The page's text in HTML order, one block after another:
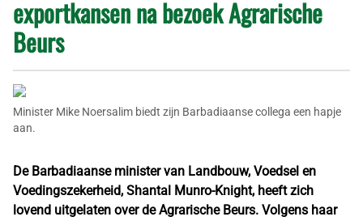
exportkansen na bezoek Agrarische
Beurs
Minister Mike Noersalim biedt zijn Barbadiaanse collega een hapje
aan.
De Barbadiaanse minister van Landbouw, Voedsel en
Voedingszekerheid, Shantal Munro-Knight, heeft zich
lovend uitgelaten over de Agrarische Beurs. Volgens haar